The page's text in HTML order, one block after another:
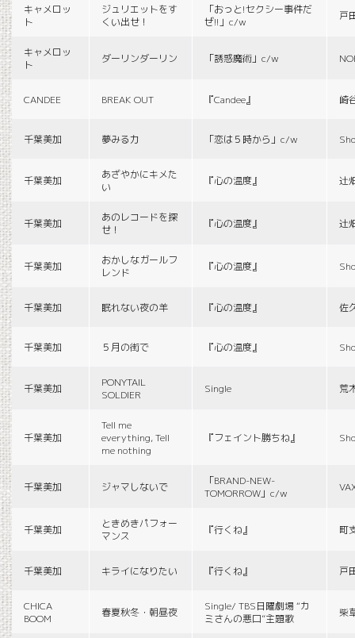
キャメロッ
ト
ジュリエットをす
くい出せ！
「おっと!セクシー事件だ
ぜ!!」c/w
戸
キャメロッ
ト
ダーリンダーリン 「誘惑魔術」c/w
CANDEE BREAK OUT 『Candee』 崎
千葉美加 夢みる力 「恋は５時から」c/w
千葉美加
あざやかにキメた
い
『心の温度』 辻
千葉美加
あのレコードを探
せ！
『心の温度』 辻
千葉美加
おかしなガールフ
レンド
『心の温度』
千葉美加 眠れない夜の羊 『心の温度』 佐
千葉美加 ５月の街で 『心の温度』
千葉美加
PONYTAIL
SOLDIER
Single 荒
千葉美加
Tell me
everything, Tell
me nothing
『フェイント勝ちね』
千葉美加 ジャマしないで
「BRAND-NEW-
TOMORROW」c/w
千葉美加
ときめきパフォー
マンス
『行くね』 町
千葉美加 キライになりたい 『行くね』 戸
CHICA
BOOM
春夏秋冬・朝昼夜
Single/ TBS日曜劇場 “カ
ミさんの悪口”主題歌
柴